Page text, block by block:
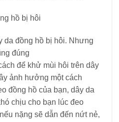
da đồng hồ bị hôi. Nhưng
đúng
để khử mùi hôi trên dây
ảnh hưởng một cách
đồng hồ của bạn, dây da
chịu cho bạn lúc đeo
nặng sẽ dẫn đến nứt nẻ,